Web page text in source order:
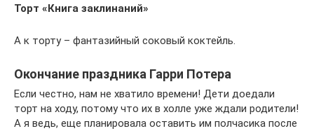
Торт «Книга заклинаний»
А к торту – фантазийный соковый коктейль.
Окончание праздника Гарри Потера
Если честно, нам не хватило времени! Дети доедали
торт на ходу, потому что их в холле уже ждали родители!
А я ведь, еще планировала оставить им полчасика после